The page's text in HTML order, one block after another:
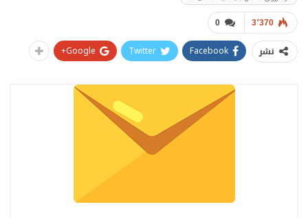
0 3٬370
نشر Facebook
Twitter
Google+